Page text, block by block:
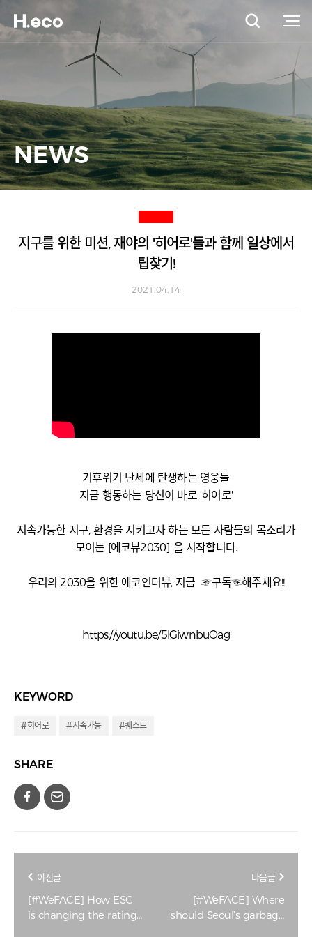
NEWS
지구를 위한 미션, 재야의 '히어로'들과 함께 일상에서
팁찾기!
2021.04.14
기후위기 난세에 탄생하는 영웅들
지금 행동하는 당신이 바로 '히어로'
지속가능한 지구, 환경을 지키고자 하는 모든 사람들의 목소리가
모이는 [에코뷰2030] 을 시작합니다.
우리의 2030을 위한 에코인터뷰, 지금 ☞구독☜해주세요!!
https://youtu.be/5lGiwnbuOag
KEYWORD
#히어로 #지속가능 #퀘스트
SHARE
이전글
[#WeFACE] How ESG
is changing the ratings
다음글
[#WeFACE] Where
should Seoul’s garbage